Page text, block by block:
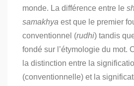
monde. La différence entre le
samakhya est que le premier
conventionnel (rudhi) tandis
fondé sur l’étymologie du mot.
la distinction entre la
(conventionnelle) et la